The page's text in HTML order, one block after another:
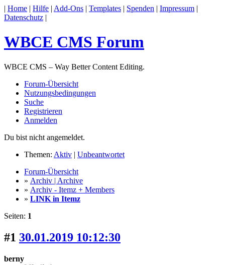
| Home | Hilfe | Add-Ons | Templates | Spenden | Impressum |
Datenschutz |
WBCE CMS Forum
WBCE CMS – Way Better Content Editing.
Forum-Übersicht
Nutzungsbedingungen
Suche
Registrieren
Anmelden
Du bist nicht angemeldet.
Themen: Aktiv | Unbeantwortet
Forum-Übersicht
» Archiv | Archive
» Archiv - Itemz + Members
» LINK in Itemz
Seiten: 1
#1 30.01.2019 10:12:30
berny